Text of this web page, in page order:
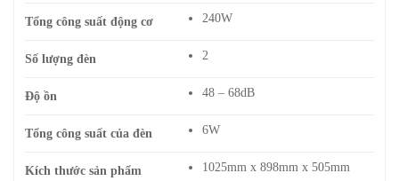
Tổng công suất động cơ 240W
Số lượng đèn 2
Độ ồn 48 – 68dB
Tổng công suất của đèn 6W
Kích thước sản phẩm 1025mm x 898mm x 505mm